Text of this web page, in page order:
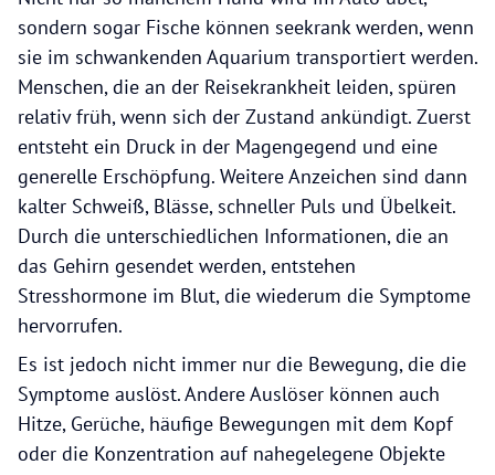
sondern sogar Fische können seekrank werden, wenn
sie im schwankenden Aquarium transportiert werden.
Menschen, die an der Reisekrankheit leiden, spüren
relativ früh, wenn sich der Zustand ankündigt. Zuerst
entsteht ein Druck in der Magengegend und eine
generelle Erschöpfung. Weitere Anzeichen sind dann
kalter Schweiß, Blässe, schneller Puls und Übelkeit.
Durch die unterschiedlichen Informationen, die an
das Gehirn gesendet werden, entstehen
Stresshormone im Blut, die wiederum die Symptome
hervorrufen.
Es ist jedoch nicht immer nur die Bewegung, die die
Symptome auslöst. Andere Auslöser können auch
Hitze, Gerüche, häufige Bewegungen mit dem Kopf
oder die Konzentration auf nahegelegene Objekte